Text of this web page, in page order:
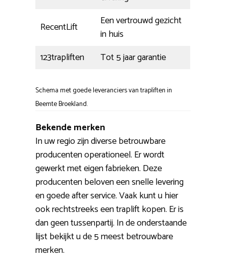
RecentLift
Een vertrouwd gezicht
in huis
123trapliften
Tot 5 jaar garantie
Schema met goede leveranciers van trapliften in
Beemte Broekland.
Bekende merken
In uw regio zijn diverse betrouwbare
producenten operationeel. Er wordt
gewerkt met eigen fabrieken. Deze
producenten beloven een snelle levering
en goede after service. Vaak kunt u hier
ook rechtstreeks een traplift kopen. Er is
dan geen tussenpartij. In de onderstaande
lijst bekijkt u de 5 meest betrouwbare
merken.